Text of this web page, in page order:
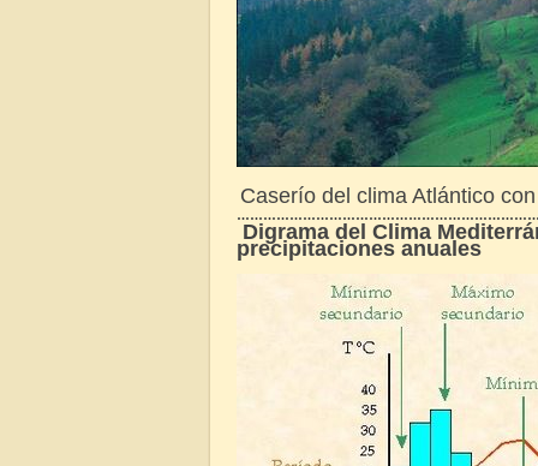
Caserío del clima Atlántico
Digrama del Clima
precipitaciones anuales